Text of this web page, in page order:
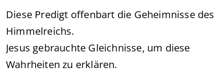
Diese Predigt offenbart die Geheimnisse des
Himmelreichs.
Jesus gebrauchte Gleichnisse, um diese
Wahrheiten zu erklären.